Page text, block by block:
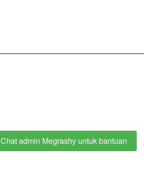
Chat admin Megrashy untuk bantuan